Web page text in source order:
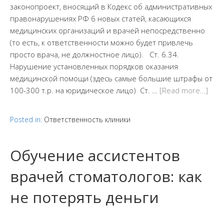
законопроект, вносящий в Кодекс об административных
правонарушениях РФ 6 новых статей, касающихся
медицинских организаций и врачей непосредственно
(то есть, к ответственности можно будет привлечь
просто врача, не должностное лицо). Ст. 6.34.
Нарушение установленных порядков оказания
медицинской помощи (здесь самые большие штрафы от
100-300 т.р. на юридическое лицо) Ст. … [Read more…]
Posted in: Ответственность клиники
Обучение ассистентов
врачей стоматологов: как
не потерять деньги